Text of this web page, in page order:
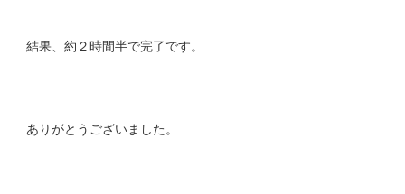
結果、約２時間半で完了です。
ありがとうございました。